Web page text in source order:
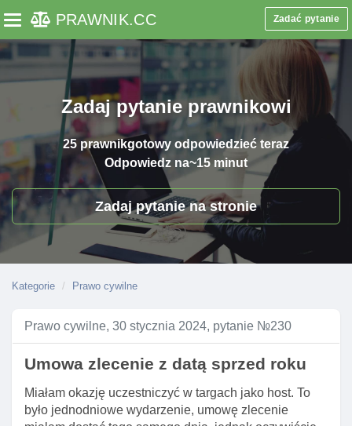
Toggle navigation
PRAWNIK.CC Zadać pytanie
Zadaj pytanie prawnikowi
25 prawnikgotowy odpowiedzieć teraz
Odpowiedz na~15 minut
Zadaj pytanie na stronie
Kategorie Prawo cywilne
Prawo cywilne, 30 stycznia 2024, pytanie №230
Umowa zlecenie z datą sprzed roku
Miałam okazję uczestniczyć w targach jako host. To
było jednodniowe wydarzenie, umowę zlecenie